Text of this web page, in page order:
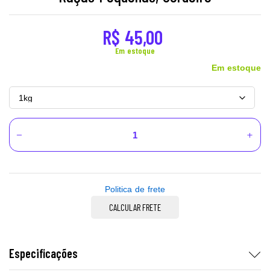
R$ 45,00
Em estoque
Em estoque
Politica de frete
CALCULAR FRETE
Especificações